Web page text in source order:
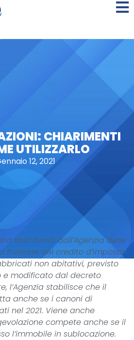
CHIARIMENTI
UTILIZZARLO
12, 2021
stati forniti dall’Agenzia delle
fruizione del credito d’imposta
non abitativi, previsto
e modificato dal decreto
l’Agenzia stabilisce che il
anche se i canoni di
nel 2021. Viene anche
compete anche se il
l’immobile in sublocazione.